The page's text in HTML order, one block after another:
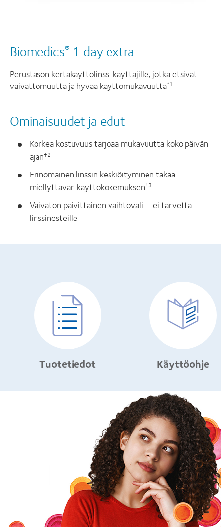
Biomedics® 1 day extra
Perustason kertakäyttölinssi käyttäjille, jotka etsivät
vaivattomuutta ja hyvää käyttömukavuutta*1
Ominaisuudet ja edut
Korkea kostuvuus tarjoaa mukavuutta koko päivän
ajan†2
Erinomainen linssin keskiöityminen takaa
miellyttävän käyttökokemuksen‡3
Vaivaton päivittäinen vaihtoväli – ei tarvetta
linssinesteille
Tuotetiedot Käyttöohje